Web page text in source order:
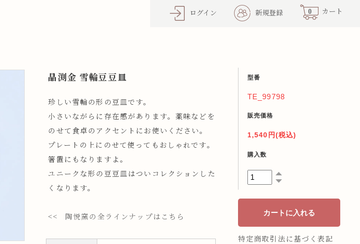
ログイン 新規登録 0 カート
晶渕金 雪輪豆豆皿
珍しい雪輪の形の豆皿です。
小さいながらに存在感があります。薬味などを
のせて食卓のアクセントにお使いください。
プレートの上にのせて使ってもおしゃれです。
箸置にもなりますよ。
ユニークな形の豆豆皿はついコレクションした
くなります。
<< 陶悦窯の全ラインナップはこちら
型番
TE_99798
販売価格
1,540円(税込)
購入数
特定商取引法に基づく表記